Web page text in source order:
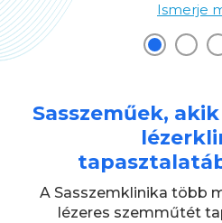
Ismerje
Sasszeműek,
A Sasszemklinika több
lézeres szemműtét